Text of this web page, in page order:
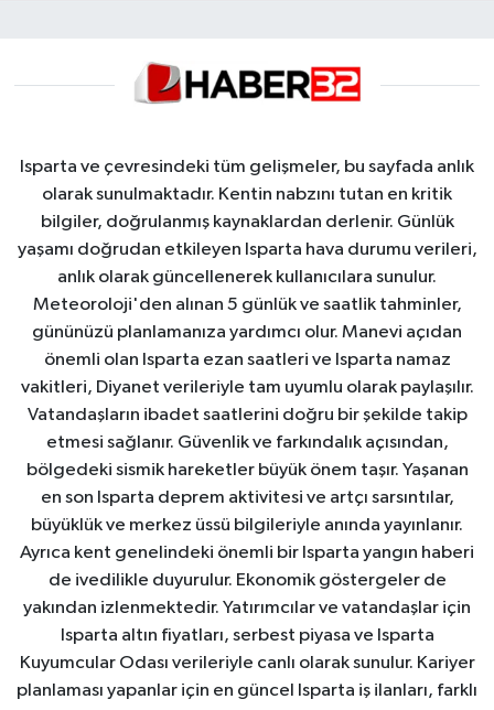
Isparta ve çevresindeki tüm gelişmeler, bu sayfada anlık
olarak sunulmaktadır. Kentin nabzını tutan en kritik
bilgiler, doğrulanmış kaynaklardan derlenir. Günlük
yaşamı doğrudan etkileyen Isparta hava durumu verileri,
anlık olarak güncellenerek kullanıcılara sunulur.
Meteoroloji'den alınan 5 günlük ve saatlik tahminler,
gününüzü planlamanıza yardımcı olur. Manevi açıdan
önemli olan Isparta ezan saatleri ve Isparta namaz
vakitleri, Diyanet verileriyle tam uyumlu olarak paylaşılır.
Vatandaşların ibadet saatlerini doğru bir şekilde takip
etmesi sağlanır. Güvenlik ve farkındalık açısından,
bölgedeki sismik hareketler büyük önem taşır. Yaşanan
en son Isparta deprem aktivitesi ve artçı sarsıntılar,
büyüklük ve merkez üssü bilgileriyle anında yayınlanır.
Ayrıca kent genelindeki önemli bir Isparta yangın haberi
de ivedilikle duyurulur. Ekonomik göstergeler de
yakından izlenmektedir. Yatırımcılar ve vatandaşlar için
Isparta altın fiyatları, serbest piyasa ve Isparta
Kuyumcular Odası verileriyle canlı olarak sunulur. Kariyer
planlaması yapanlar için en güncel Isparta iş ilanları, farklı